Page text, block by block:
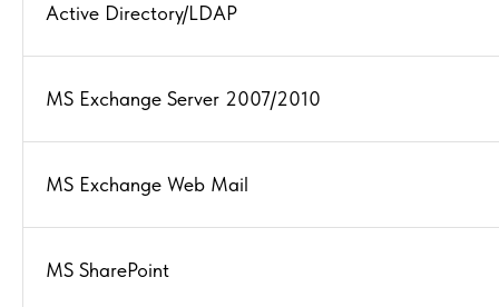
Active Directory/LDAP
MS Exchange Server 2007/2010
MS Exchange Web Mail
MS SharePoint